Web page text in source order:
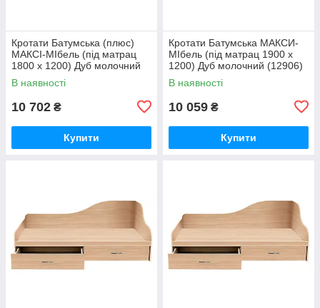
Кротати Батумська (плюс)
МАКСІ-МІбель (під матрац
1800 х 1200) Дуб молочний
(12905)
В наявності
10 702 ₴
Купити
Кротати Батумська MАКСИ-
МІбель (під матрац 1900 x
1200) Дуб молочний (12906)
В наявності
10 059 ₴
Купити